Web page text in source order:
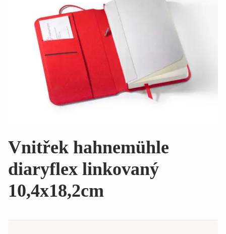
Vnitřek hahnemühle
diaryflex linkovaný
10,4x18,2cm